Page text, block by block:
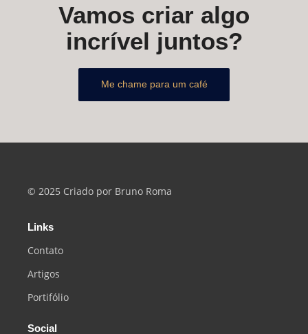
Vamos criar algo
incrível juntos?
Me chame para um café
© 2025 Criado por Bruno Roma
Links
Contato
Artigos
Portifólio
Social